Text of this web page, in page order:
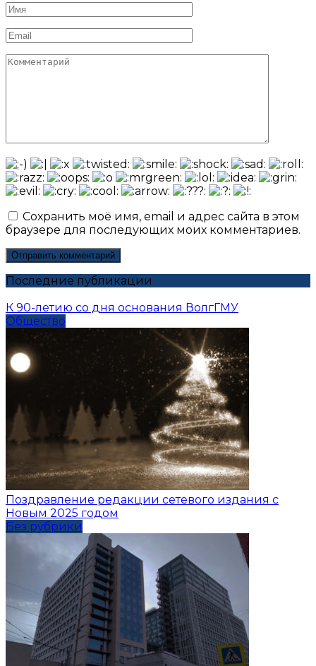
Имя
*
Email
*
Комментарий
Сохранить моё имя, email и адрес сайта в этом
браузере для последующих моих комментариев.
Последние публикации
К 90-летию со дня основания ВолгГМУ
Общество
Поздравление редакции сетевого издания с
Новым 2025 годом
Без рубрики